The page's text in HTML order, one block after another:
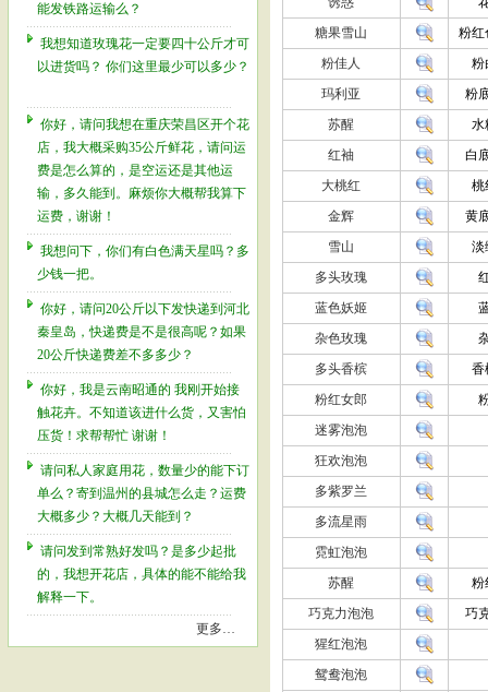
能发铁路运输么？
我想知道玫瑰花一定要四十公斤才可
以进货吗？ 你们这里最少可以多少？
你好，请问我想在重庆荣昌区开个花
店，我大概采购35公斤鲜花，请问运
费是怎么算的，是空运还是其他运
输，多久能到。麻烦你大概帮我算下
运费，谢谢！
我想问下，你们有白色满天星吗？多
少钱一把。
你好，请问20公斤以下发快递到河北
秦皇岛，快递费是不是很高呢？如果
20公斤快递费差不多多少？
你好，我是云南昭通的 我刚开始接
触花卉。不知道该进什么货，又害怕
压货！求帮帮忙 谢谢！
请问私人家庭用花，数量少的能下订
单么？寄到温州的县城怎么走？运费
大概多少？大概几天能到？
请问发到常熟好发吗？是多少起批
的，我想开花店，具体的能不能给我
解释一下。
更多…
糖果雪山
粉红
粉佳人
粉
玛利亚
粉
苏醒
水
红袖
白
大桃红
桃
金辉
黄
雪山
淡
多头玫瑰
蓝色妖姬
杂色玫瑰
多头香槟
香
粉红女郎
迷雾泡泡
狂欢泡泡
多紫罗兰
多流星雨
霓虹泡泡
苏醒
粉
巧克力泡泡
巧
猩红泡泡
鸳鸯泡泡